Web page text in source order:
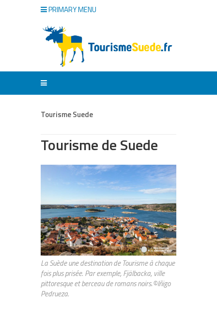
PRIMARY MENU
Tourisme Suede
Tourisme de Suede
La Suède une destination de Tourisme à chaque
fois plus prisée. Par exemple, Fjälbacka, ville
pittoresque et berceau de romans noirs.©Iñigo
Pedrueza.